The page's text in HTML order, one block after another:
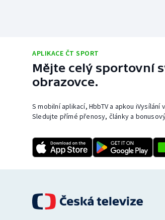
APLIKACE ČT SPORT
Mějte celý sportovní
obrazovce.
S mobilní aplikací, HbbTV a apkou
Sledujte přímé přenosy, články a